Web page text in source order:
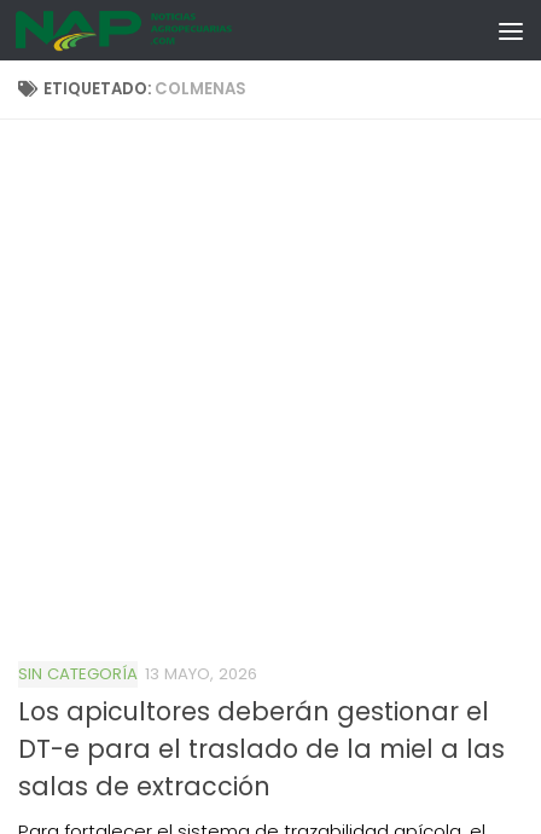
Skip to content
ETIQUETADO: COLMENAS
SIN CATEGORÍA 13 MAYO, 2026
Los apicultores deberán gestionar el
DT-e para el traslado de la miel a las
salas de extracción